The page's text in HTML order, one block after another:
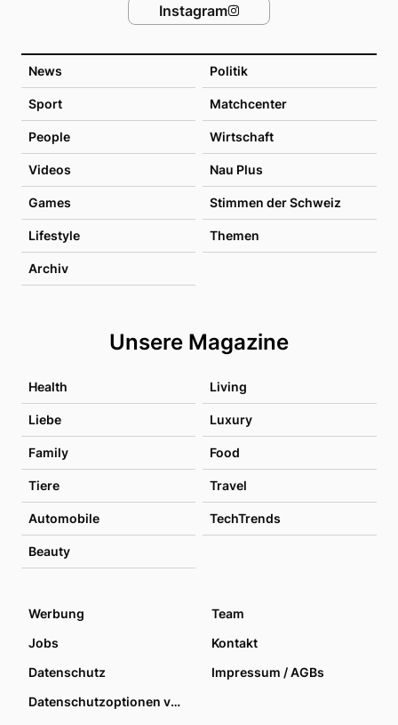
News Politik
Sport Matchcenter
People Wirtschaft
Videos Nau Plus
Games Stimmen der Schweiz
Lifestyle Themen
Archiv
Unsere Magazine
Health Living
Liebe Luxury
Family Food
Tiere Travel
Automobile TechTrends
Beauty
Instagram
Werbung
Team
Jobs
Kontakt
Datenschutz
Impressum / AGBs
Datenschutzoptionen verwalten